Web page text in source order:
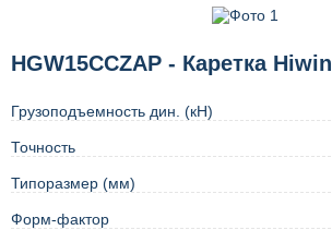
HGW15CCZAP - Каретка Hiwin
Грузоподъемность дин. (кН)
Точность
Типоразмер (мм)
Форм-фактор